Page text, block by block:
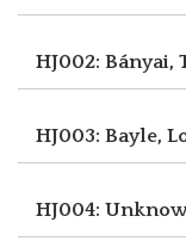
HJ002: Bányai,
HJ003: Bayle,
HJ004: